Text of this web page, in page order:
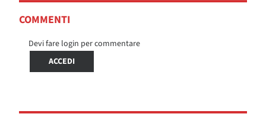
COMMENTI
Devi fare login per commentare
ACCEDI